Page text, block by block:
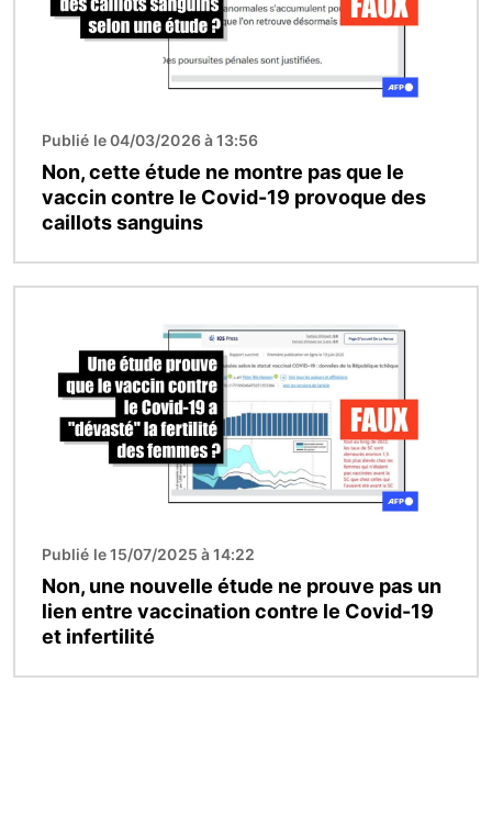
Publié le 04/03/2026 à 13:56
Non, cette étude ne montre pas que le
vaccin contre le Covid-19 provoque des
caillots sanguins
Publié le 15/07/2025 à 14:22
Non, une nouvelle étude ne prouve pas un
lien entre vaccination contre le Covid-19
et infertilité